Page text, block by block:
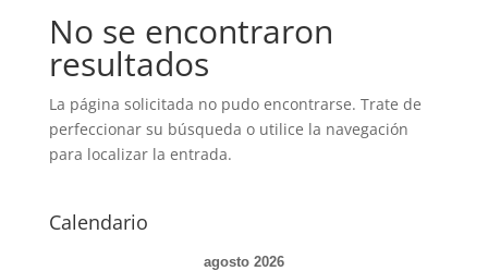
No se encontraron
resultados
La página solicitada no pudo encontrarse. Trate de
perfeccionar su búsqueda o utilice la navegación
para localizar la entrada.
Calendario
agosto 2026